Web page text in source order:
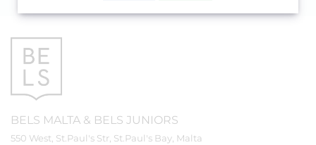
BELS MALTA & BELS JUNIORS
550 West, St.Paul's Str, St.Paul's Bay, Malta